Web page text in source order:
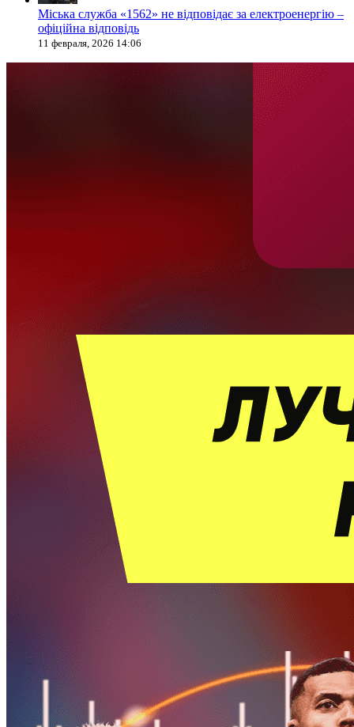
Міська служба «1562» не відповідає за електроенергію –
офіційна відповідь
11 февраля, 2026 14:06